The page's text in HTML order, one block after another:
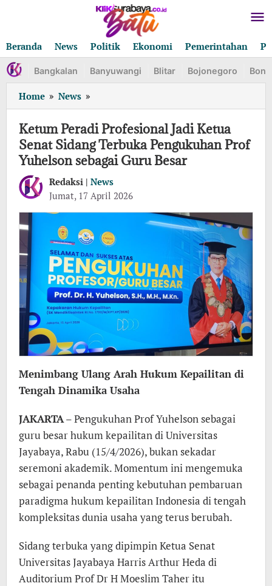
Beranda
News Politik Ekonomi Pemerintahan
Bangkalan Banyuwangi Blitar Bojonegoro
Home » News »
Peradi
Profesional
Jadi
Ketua
Senat
Sidang
Terbuka
Pengukuhan
Prof
Yuhelson
sebagai
Guru
Besar
Ketum Peradi Profesional Jadi Ketua
Senat Sidang Terbuka Pengukuhan Prof
Yuhelson sebagai Guru Besar
Redaksi | News
Jumat, 17 April 2026
Menimbang Ulang Arah Hukum Kepailitan di
Tengah Dinamika Usaha
JAKARTA– Pengukuhan Prof Yuhelson sebagai
guru besar hukum kepailitan di Universitas
Jayabaya, Rabu (15/4/2026), bukan sekadar
seremoni akademik. Momentum ini mengemuka
sebagai penanda penting kebutuhan pembaruan
paradigma hukum kepailitan Indonesia di tengah
kompleksitas dunia usaha yang terus berubah.
Sidang terbuka yang dipimpin Ketua Senat
Universitas Jayabaya Harris Arthur Heda di
Auditorium Prof Dr H Moeslim Taher itu